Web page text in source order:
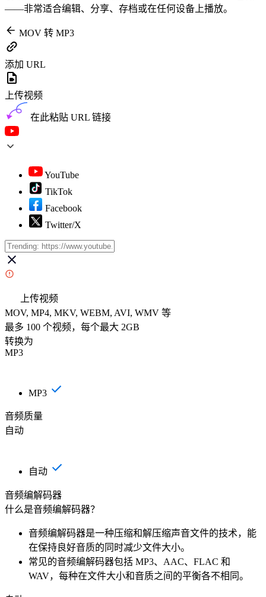
——非常适合编辑、分享、存档或在任何设备上播放。
MOV 转 MP3
添加 URL
上传视频
在此粘贴 URL 链接
YouTube
TikTok
Facebook
Twitter/X
上传视频
MOV, MP4, MKV, WEBM, AVI, WMV 等
最多 100 个视频，每个最大 2GB
转换为
MP3
MP3
音频质量
自动
自动
音频编解码器
什么是音频编解码器？
音频编解码器是一种压缩和解压缩声音文件的技术，能
在保持良好音质的同时减少文件大小。
常见的音频编解码器包括 MP3、AAC、FLAC 和
WAV，每种在文件大小和音质之间的平衡各不相同。